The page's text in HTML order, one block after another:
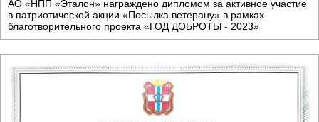
АО «НПП «Эталон» награждено дипломом за активное участие
в патриотической акции «Посылка ветерану» в рамках
благотворительного проекта «ГОД ДОБРОТЫ - 2023»